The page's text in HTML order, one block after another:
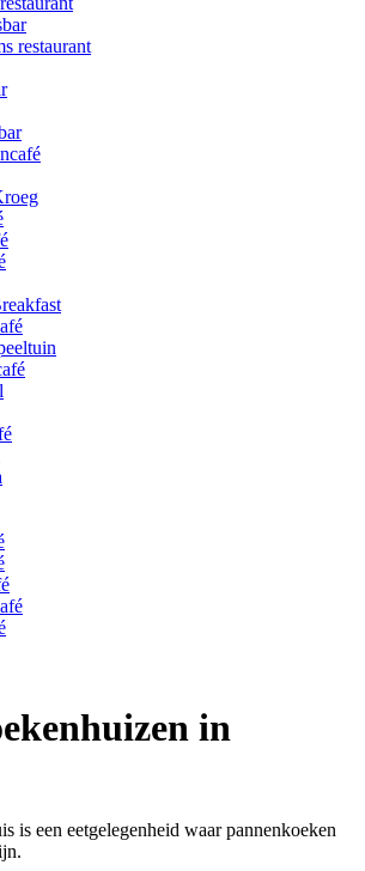
restaurant
in
is een eetgelegenheid waar pannenkoeken